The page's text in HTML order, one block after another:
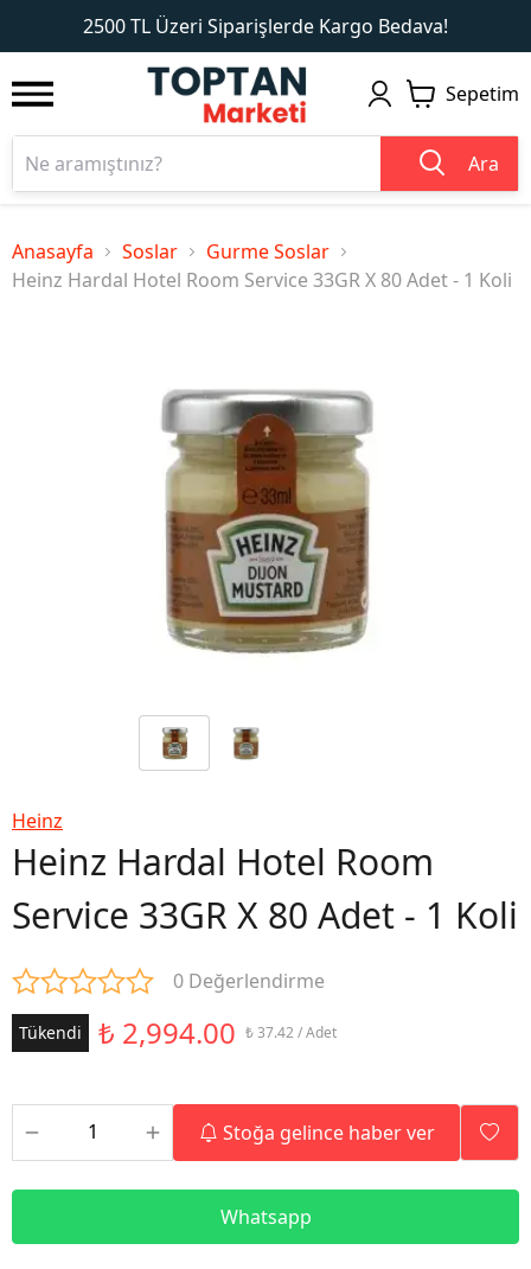
2500 TL Üzeri Siparişlerde Kargo Bedava!
1
Sepetim
Ara
Anasayfa Soslar
Gurme Soslar
Heinz Hardal Hotel Room Service 33GR X 80 Adet - 1 Koli
Heinz
Heinz Hardal Hotel Room
Service 33GR X 80 Adet - 1 Koli
0 Değerlendirme
Tükendi ₺ 2,994.00 ₺ 37.42 / Adet
Stoğa gelince haber ver
Whatsapp